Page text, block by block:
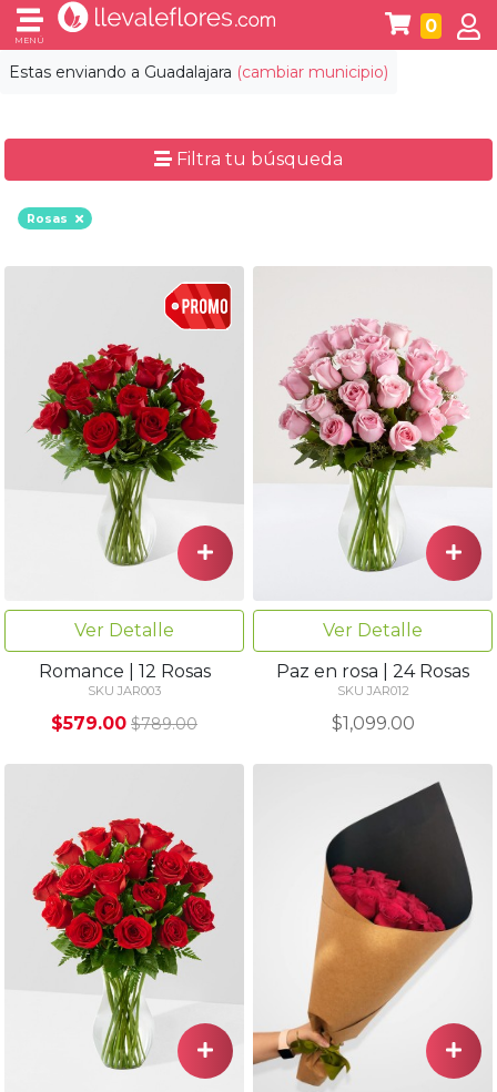
Estas enviando a Guadalajara (cambiar municipio)
MENÚ
0
Filtra tu búsqueda
Rosas
Ver Detalle
Romance | 12 Rosas
SKU JAR003
$579.00 $789.00
Ver Detalle
Paz en rosa | 24 Rosas
SKU JAR012
$1,099.00